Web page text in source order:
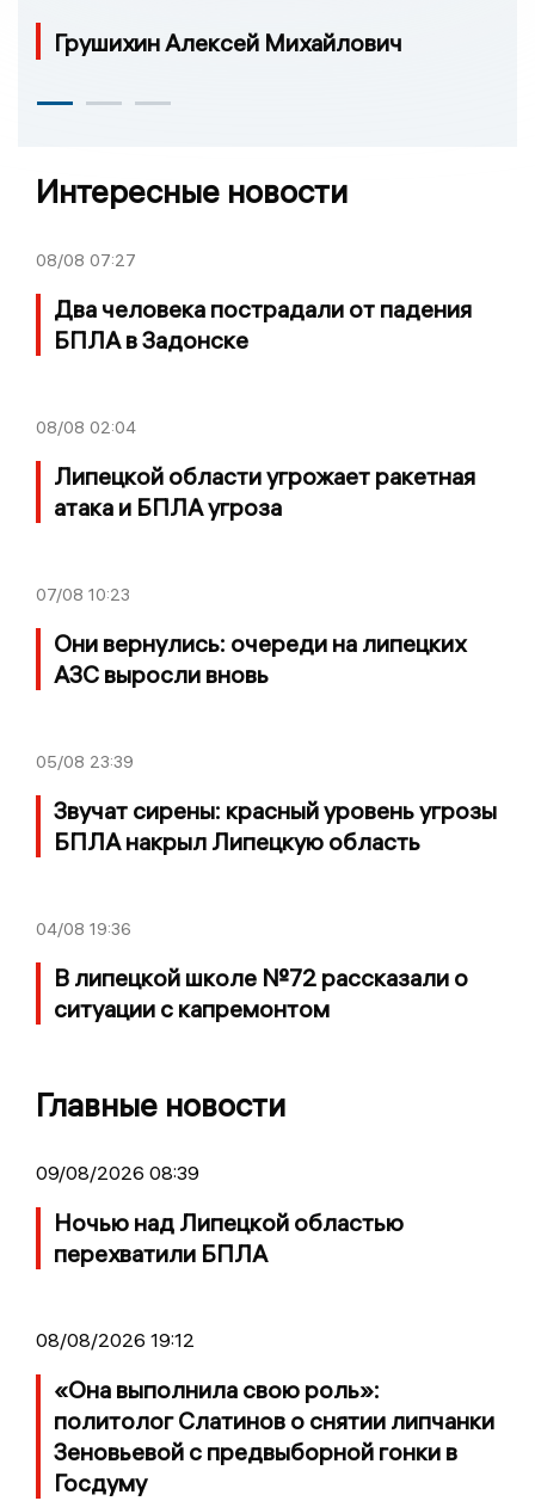
Грушихин Алексей Михайлович
Интересные новости
08/08 07:27
Два человека пострадали от падения
БПЛА в Задонске
08/08 02:04
Липецкой области угрожает ракетная
атака и БПЛА угроза
07/08 10:23
Они вернулись: очереди на липецких
АЗС выросли вновь
05/08 23:39
Звучат сирены: красный уровень угрозы
БПЛА накрыл Липецкую область
04/08 19:36
В липецкой школе №72 рассказали о
ситуации с капремонтом
Главные новости
09/08/2026 08:39
Ночью над Липецкой областью
перехватили БПЛА
08/08/2026 19:12
«Она выполнила свою роль»:
политолог Слатинов о снятии липчанки
Зеновьевой с предвыборной гонки в
Госдуму